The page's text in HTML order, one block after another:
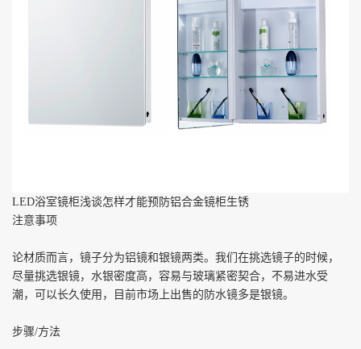
LED浴室镜柜浅谈怎样才能预防铝合金镜柜生锈
注意事项
论材质而言，镜子分为铝镜和银镜两类。我们在挑选镜子的时候，
尽量挑选银镜，水银密度高，容易与玻璃紧密契合，不易进水受
潮，可以长久使用，目前市场上出售的防水镜多是银镜。
步骤/方法